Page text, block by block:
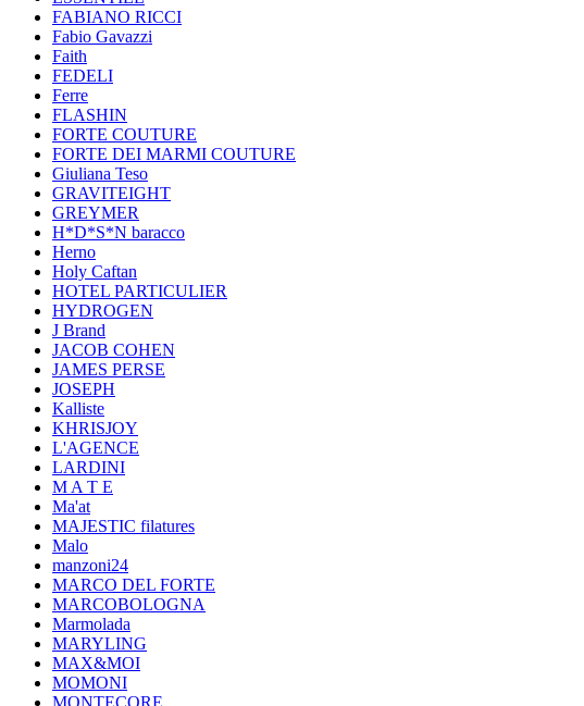
FABIANO RICCI
Fabio Gavazzi
Faith
FEDELI
Ferre
FLASHIN
FORTE COUTURE
FORTE DEI MARMI COUTURE
Giuliana Teso
GRAVITEIGHT
GREYMER
H*D*S*N baracco
Herno
Holy Caftan
HOTEL PARTICULIER
HYDROGEN
J Brand
JACOB COHEN
JAMES PERSE
JOSEPH
Kalliste
KHRISJOY
L'AGENCE
LARDINI
M A T E
Ma'at
MAJESTIC filatures
Malo
manzoni24
MARCO DEL FORTE
MARCOBOLOGNA
Marmolada
MARYLING
MAX&MOI
MOMONI
MONTECORE